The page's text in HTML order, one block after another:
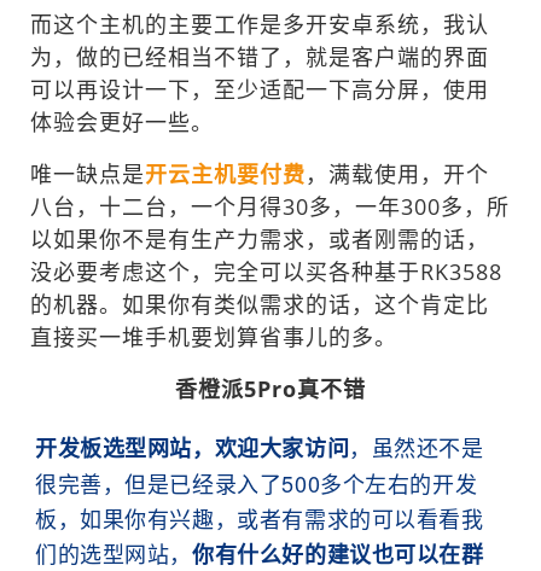
而这个主机的主要工作是多开安卓系统，我认
为，做的已经相当不错了，就是客户端的界面
可以再设计一下，至少适配一下高分屏，使用
体验会更好一些。
唯一缺点是开云主机要付费，满载使用，开个
八台，十二台，一个月得30多，一年300多，所
以如果你不是有生产力需求，或者刚需的话，
没必要考虑这个，完全可以买各种基于RK3588
的机器。如果你有类似需求的话，这个肯定比
直接买一堆手机要划算省事儿的多。
香橙派5Pro真不错
开发板选型网站，欢迎大家访问，虽然还不是
很完善，但是已经录入了500多个左右的开发
板，如果你有兴趣，或者有需求的可以看看我
们的选型网站，你有什么好的建议也可以在群